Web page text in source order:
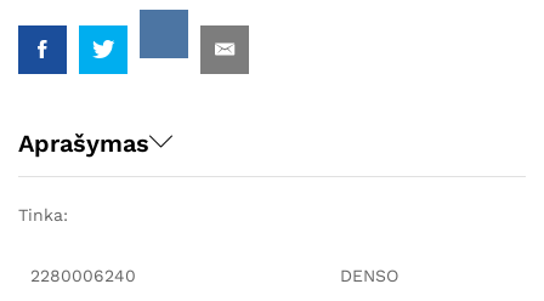
Aprašymas
Tinka:
2280006240 DENSO